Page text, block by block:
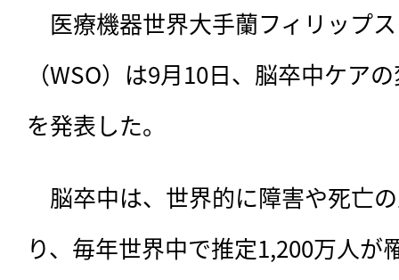
医療機器世界大手蘭フィリップ
（WSO）は9月10日、脳卒中ケア
を発表した。
脳卒中は、世界的に障害や死亡
り、毎年世界中で推定1,200万人が